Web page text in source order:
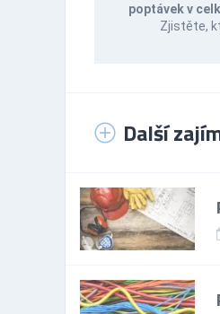
poptávek v
Zjistěte,
Další